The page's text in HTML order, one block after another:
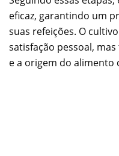
eficaz, garantindo um
suas refeições. O
satisfação pessoal,
e a origem do alimento